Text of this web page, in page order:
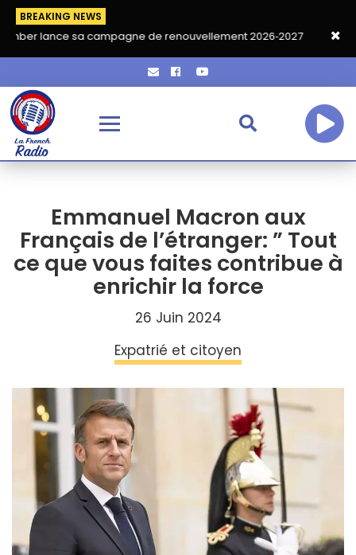
BREAKING NEWS
sa campagne de renouvellement 2026‑2027 Grand café de
Emmanuel Macron aux
Français de l’étranger: ” Tout
ce que vous faites contribue à
enrichir la force
26 Juin 2024
Expatrié et citoyen